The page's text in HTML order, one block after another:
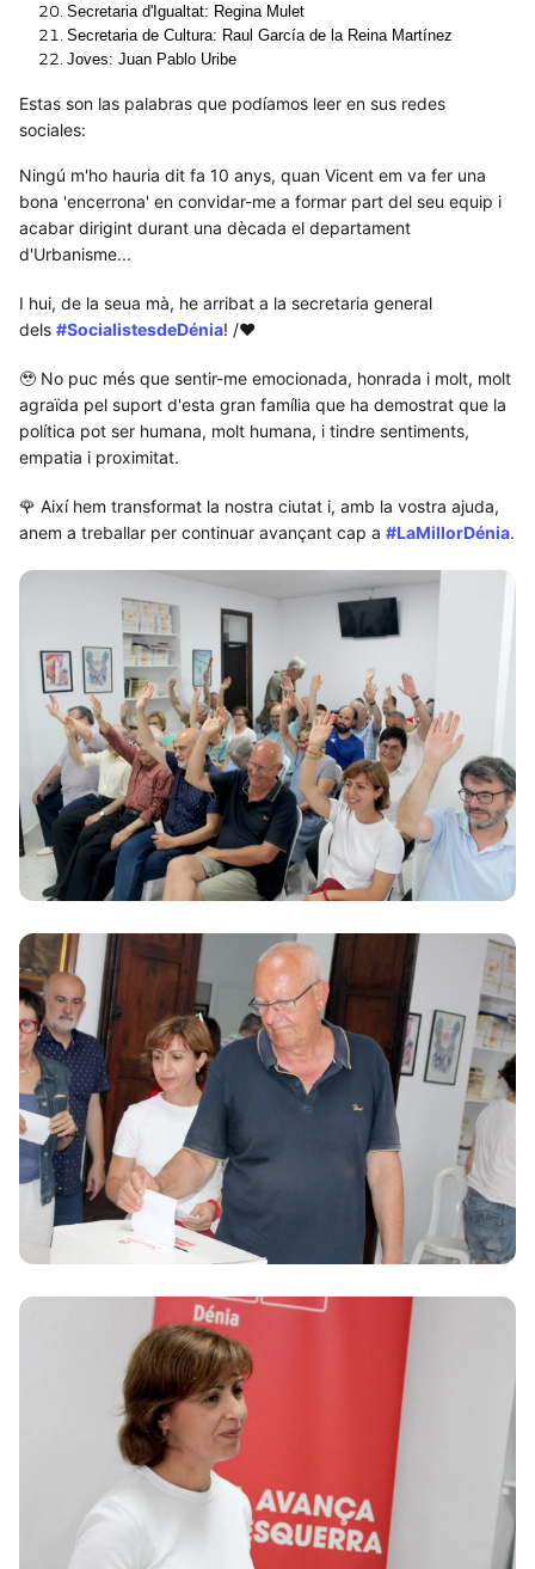
Secretaria d'Igualtat: Regina Mulet
Secretaria de Cultura: Raul García de la Reina Martínez
Joves: Juan Pablo Uribe
Estas son las palabras que podíamos leer en sus redes
sociales:
Ningú m'ho hauria dit fa 10 anys, quan Vicent em va fer una
bona 'encerrona' en convidar-me a formar part del seu equip i
acabar dirigint durant una dècada el departament
d'Urbanisme...
I hui, de la seua mà, he arribat a la secretaria general
dels #SocialistesdeDénia! /❤️
🥹 No puc més que sentir-me emocionada, honrada i molt, molt
agraïda pel suport d'esta gran família que ha demostrat que la
política pot ser humana, molt humana, i tindre sentiments,
empatia i proximitat.
🌹 Així hem transformat la nostra ciutat i, amb la vostra ajuda,
anem a treballar per continuar avançant cap a #LaMillorDénia.